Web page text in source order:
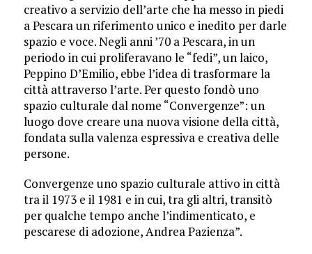
creativo a servizio dell’arte che ha messo in piedi
a Pescara un riferimento unico e inedito per darle
spazio e voce. Negli anni ’70 a Pescara, in un
periodo in cui proliferavano le “fedi”, un laico,
Peppino D’Emilio, ebbe l’idea di trasformare la
città attraverso l’arte. Per questo fondò uno
spazio culturale dal nome “Convergenze”: un
luogo dove creare una nuova visione della città,
fondata sulla valenza espressiva e creativa delle
persone.
Convergenze uno spazio culturale attivo in città
tra il 1973 e il 1981 e in cui, tra gli altri, transitò
per qualche tempo anche l’indimenticato, e
pescarese di adozione, Andrea Pazienza”.